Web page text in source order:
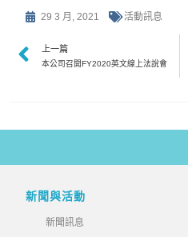
29 3 月, 2021 活動訊息
上一篇
本公司召開FY2020英文線上法說會
新聞與活動
新聞訊息